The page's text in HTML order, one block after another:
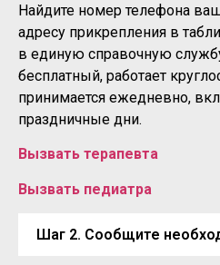
Найдите номер телефона
адресу прикрепления в
в единую справочную
бесплатный, работает
принимается ежедневно,
праздничные дни.
Вызвать терапевта
Вызвать педиатра
Шаг 2. Сообщите